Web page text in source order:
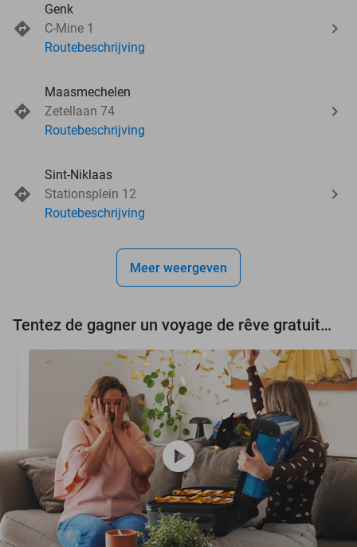
Genk
C-Mine 1
Routebeschrijving
Maasmechelen
Zetellaan 74
Routebeschrijving
Sint-Niklaas
Stationsplein 12
Routebeschrijving
Meer weergeven
Tentez de gagner un voyage de rêve gratuit d'une valeur de 3.000 € !
play_circle